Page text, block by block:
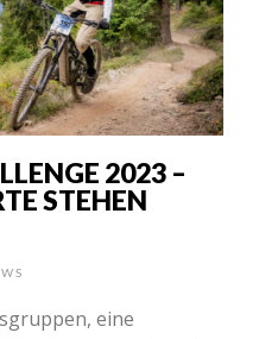
2023 –
STEHEN
eine